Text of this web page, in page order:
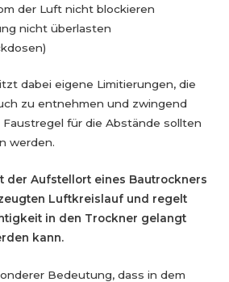
der Luft nicht blockieren
nicht überlasten
dabei eigene Limitierungen, die
zu entnehmen und zwingend
für die Abstände sollten
werden.
der Aufstellort eines Bautrockners
Luftkreislauf und regelt
in den Trockner gelangt
kann.
Bedeutung, dass in dem